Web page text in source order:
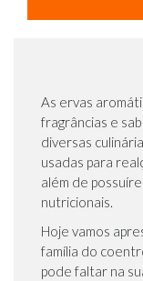
As ervas
fragrâncias e
diversas
usadas para
além de
nutricionais.
Hoje vamos
família do
pode faltar na